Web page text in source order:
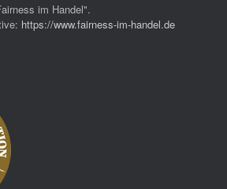
im Handel".
https://www.fairness-im-handel.de